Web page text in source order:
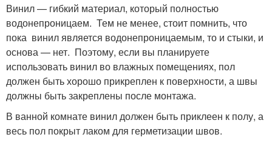
Винил — гибкий материал, который полностью
водонепроницаем. Тем не менее, стоит помнить, что
пока винил является водонепроницаемым, то и стыки, и
основа — нет. Поэтому, если вы планируете
использовать винил во влажных помещениях, пол
должен быть хорошо прикреплен к поверхности, а швы
должны быть закреплены после монтажа.
В ванной комнате винил должен быть приклеен к полу, а
весь пол покрыт лаком для герметизации швов.